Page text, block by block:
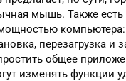
мышь. Также есть
перезагрузка и
общее
изменять функции